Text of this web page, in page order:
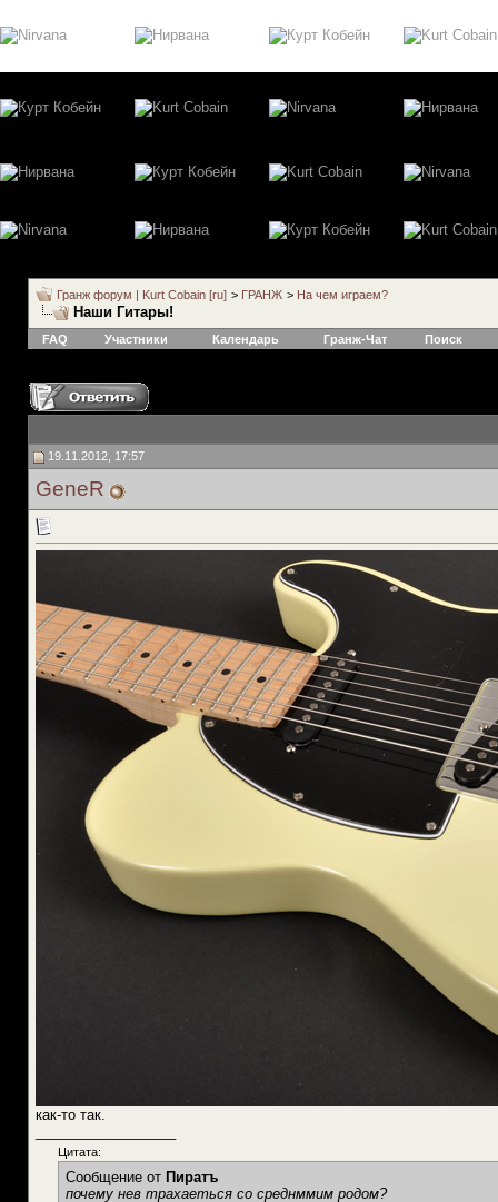
Гранж форум | Kurt Cobain [ru] > ГРАНЖ > На чем играем?
Наши Гитары!
FAQ Участники Календарь Гранж-Чат Поиск
19.11.2012, 17:57
GeneR
как-то так.
Цитата:
Сообщение от Пиратъ
почему нев трахаеться со среднммим родом?